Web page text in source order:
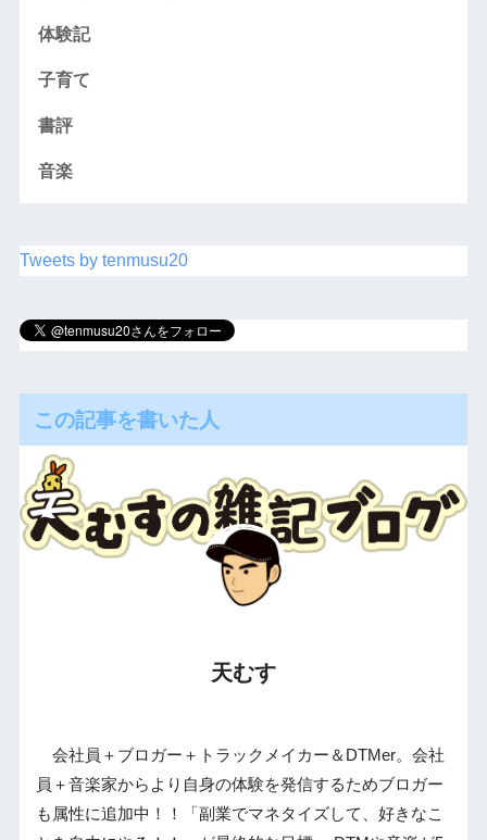
体験記
子育て
書評
音楽
Tweets by tenmusu20
この記事を書いた人
天むす
会社員＋ブロガー＋トラックメイカー＆DTMer。会社
員＋音楽家からより自身の体験を発信するためブロガー
も属性に追加中！！「副業でマネタイズして、好きなこ